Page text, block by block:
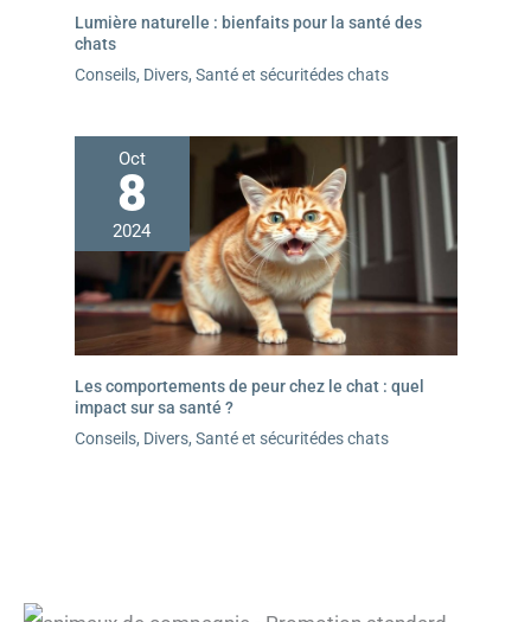
Lumière naturelle : bienfaits pour la santé des
chats
Conseils, Divers, Santé et sécuritédes chats
Oct
8
2024
Les comportements de peur chez le chat : quel
impact sur sa santé ?
Conseils, Divers, Santé et sécuritédes chats